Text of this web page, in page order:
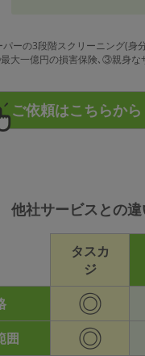
ーの3段階スクリーニング(身
大一億円の損害保険､③親身な
他社サービスとの
タスカ
ジ
◎
囲 ◎